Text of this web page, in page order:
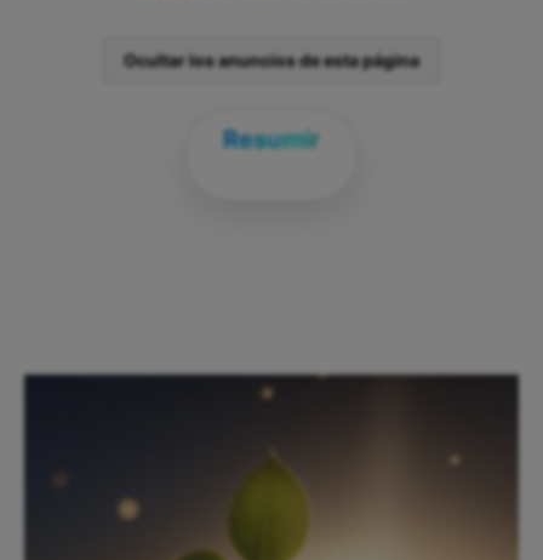
Ocultar los anuncios de esta página
Resumir